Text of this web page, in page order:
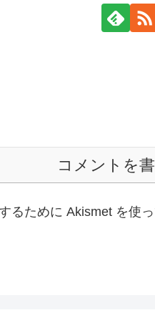
コメントを
るために Akismet を使っ